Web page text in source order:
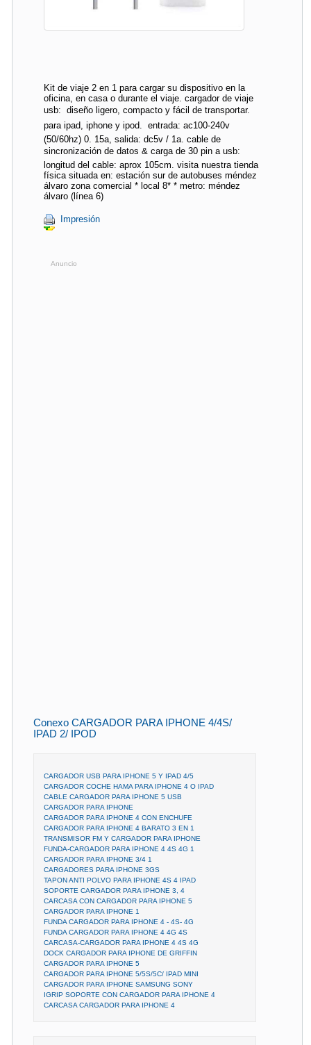
Kit de viaje 2 en 1 para cargar su dispositivo en la
oficina, en casa o durante el viaje. cargador de viaje
usb:  diseño ligero, compacto y fácil de transportar. 
para ipad, iphone y ipod.  entrada: ac100-240v
(50/60hz) 0. 15a, salida: dc5v / 1a. cable de
sincronización de datos & carga de 30 pin a usb: 
longitud del cable: aprox 105cm. visita nuestra tienda
física situada en: estación sur de autobuses méndez
álvaro zona comercial * local 8* * metro: méndez
álvaro (línea 6)
Impresión
Anuncio
Conexo CARGADOR PARA IPHONE 4/4S/
IPAD 2/ IPOD
CARGADOR USB PARA IPHONE 5 Y IPAD 4/5
CARGADOR COCHE HAMA PARA IPHONE 4 O IPAD
CABLE CARGADOR PARA IPHONE 5 USB
CARGADOR PARA IPHONE
CARGADOR PARA IPHONE 4 CON ENCHUFE
CARGADOR PARA IPHONE 4 BARATO 3 EN 1
TRANSMISOR FM Y CARGADOR PARA IPHONE
FUNDA-CARGADOR PARA IPHONE 4 4S 4G 1
CARGADOR PARA IPHONE 3/4 1
CARGADORES PARA IPHONE 3GS
TAPON ANTI POLVO PARA IPHONE 4S 4 IPAD
SOPORTE CARGADOR PARA IPHONE 3, 4
CARCASA CON CARGADOR PARA IPHONE 5
CARGADOR PARA IPHONE 1
FUNDA CARGADOR PARA IPHONE 4 - 4S- 4G
FUNDA CARGADOR PARA IPHONE 4 4G 4S
CARCASA-CARGADOR PARA IPHONE 4 4S 4G
DOCK CARGADOR PARA IPHONE DE GRIFFIN
CARGADOR PARA IPHONE 5
CARGADOR PARA IPHONE 5/5S/5C/ IPAD MINI
CARGADOR PARA IPHONE SAMSUNG SONY
IGRIP SOPORTE CON CARGADOR PARA IPHONE 4
CARCASA CARGADOR PARA IPHONE 4